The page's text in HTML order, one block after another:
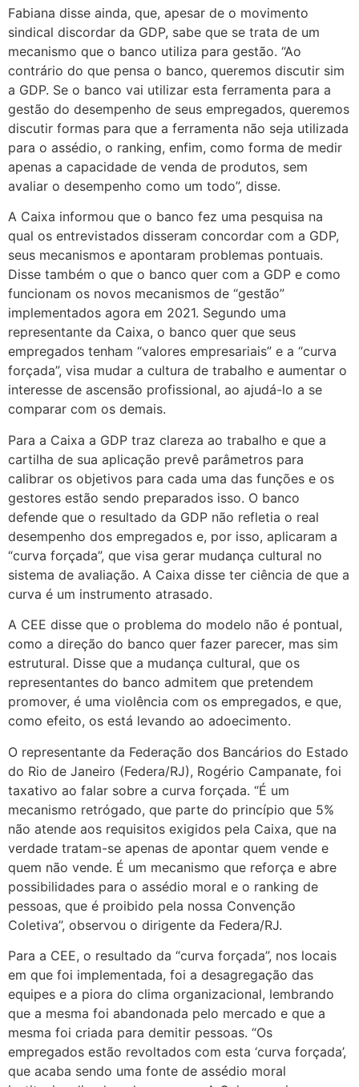
Fabiana disse ainda, que, apesar de o movimento
sindical discordar da GDP, sabe que se trata de um
mecanismo que o banco utiliza para gestão. “Ao
contrário do que pensa o banco, queremos discutir sim
a GDP. Se o banco vai utilizar esta ferramenta para a
gestão do desempenho de seus empregados, queremos
discutir formas para que a ferramenta não seja utilizada
para o assédio, o ranking, enfim, como forma de medir
apenas a capacidade de venda de produtos, sem
avaliar o desempenho como um todo”, disse.
A Caixa informou que o banco fez uma pesquisa na
qual os entrevistados disseram concordar com a GDP,
seus mecanismos e apontaram problemas pontuais.
Disse também o que o banco quer com a GDP e como
funcionam os novos mecanismos de “gestão”
implementados agora em 2021. Segundo uma
representante da Caixa, o banco quer que seus
empregados tenham “valores empresariais” e a “curva
forçada”, visa mudar a cultura de trabalho e aumentar o
interesse de ascensão profissional, ao ajudá-lo a se
comparar com os demais.
Para a Caixa a GDP traz clareza ao trabalho e que a
cartilha de sua aplicação prevê parâmetros para
calibrar os objetivos para cada uma das funções e os
gestores estão sendo preparados isso. O banco
defende que o resultado da GDP não refletia o real
desempenho dos empregados e, por isso, aplicaram a
“curva forçada”, que visa gerar mudança cultural no
sistema de avaliação. A Caixa disse ter ciência de que a
curva é um instrumento atrasado.
A CEE disse que o problema do modelo não é pontual,
como a direção do banco quer fazer parecer, mas sim
estrutural. Disse que a mudança cultural, que os
representantes do banco admitem que pretendem
promover, é uma violência com os empregados, e que,
como efeito, os está levando ao adoecimento.
O representante da Federação dos Bancários do Estado
do Rio de Janeiro (Federa/RJ), Rogério Campanate, foi
taxativo ao falar sobre a curva forçada. “É um
mecanismo retrógado, que parte do princípio que 5%
não atende aos requisitos exigidos pela Caixa, que na
verdade tratam-se apenas de apontar quem vende e
quem não vende. É um mecanismo que reforça e abre
possibilidades para o assédio moral e o ranking de
pessoas, que é proibido pela nossa Convenção
Coletiva”, observou o dirigente da Federa/RJ.
Para a CEE, o resultado da “curva forçada”, nos locais
em que foi implementada, foi a desagregação das
equipes e a piora do clima organizacional, lembrando
que a mesma foi abandonada pelo mercado e que a
mesma foi criada para demitir pessoas. “Os
empregados estão revoltados com esta ‘curva forçada’,
que acaba sendo uma fonte de assédio moral